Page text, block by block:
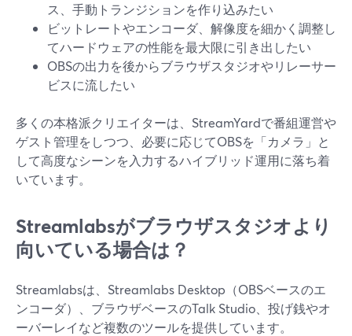
ス、手動トランジションを作り込みたい
ビットレートやエンコーダ、解像度を細かく調整し
てハードウェアの性能を最大限に引き出したい
OBSの出力を後からブラウザスタジオやリレーサー
ビスに流したい
多くの本格派クリエイターは、StreamYardで番組運営や
ゲスト管理をしつつ、必要に応じてOBSを「カメラ」と
して高度なシーンを入力するハイブリッド運用に落ち着
いています。
Streamlabsがブラウザスタジオより
向いている場合は？
Streamlabsは、Streamlabs Desktop（OBSベースのエ
ンコーダ）、ブラウザベースのTalk Studio、投げ銭やオ
ーバーレイなど複数のツールを提供しています。